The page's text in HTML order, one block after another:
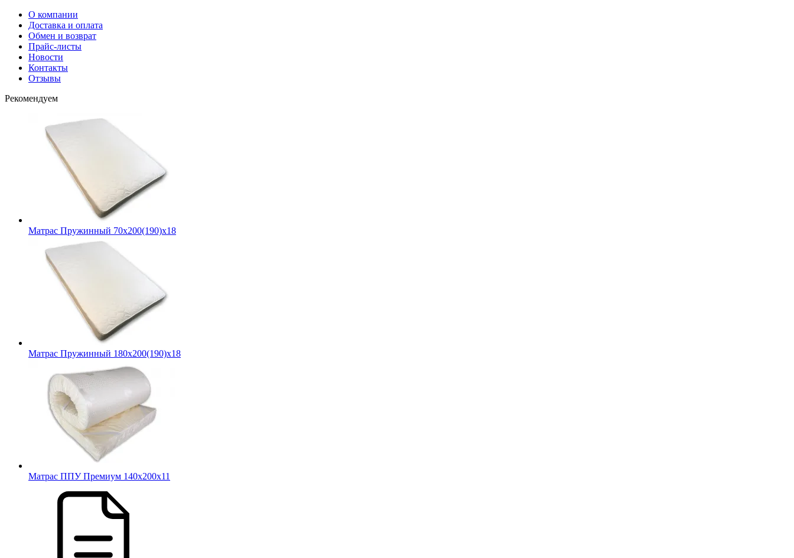
О компании
Доставка и оплата
Обмен и возврат
Прайс-листы
Новости
Контакты
Отзывы
Рекомендуем
Матрас Пружинный 70х200(190)х18
Матрас Пружинный 180х200(190)х18
Матрас ППУ Премиум 140х200х11